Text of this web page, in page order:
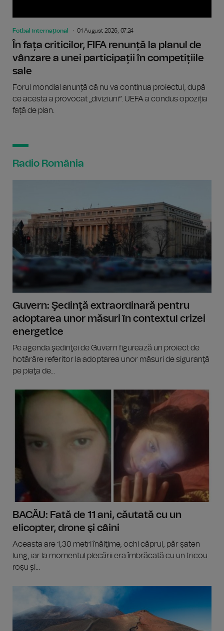
Fotbal internațional 01 August 2026, 07:24
În fața criticilor, FIFA renunță la planul de
vânzare a unei participații în competițiile
sale
Forul mondial anunță că nu va continua proiectul, după
ce acesta a provocat „diviziuni”. UEFA a condus opoziția
față de plan.
Radio România
Guvern: Şedinţă extraordinară pentru
adoptarea unor măsuri în contextul crizei
energetice
Pe agenda şedinţei de Guvern figurează un proiect de
hotărâre referitor la adoptarea unor măsuri de siguranţă
pe piaţa de...
BACĂU: Fată de 11 ani, căutată cu un
elicopter, drone şi câini
Aceasta are 1,30 metri înălţime, ochi căprui, păr şaten
lung, iar la momentul plecării era îmbrăcată cu un tricou
roşu și...